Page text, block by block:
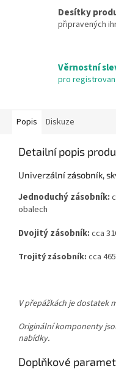
Desítky
připravených
Věrnostní
pro
Popis Diskuze
Detailní popis
Univerzální zásobník,
Jednoduchý zásobník:
obalech
Dvojitý zásobník:cca
Trojitý zásobník: cca
V přepážkách je dostatek
Originální komponenty
nabídky.
Doplňkové